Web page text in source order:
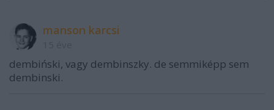
manson karcsi
dembiński, vagy dembinszky. de semmiképp sem
dembinski.